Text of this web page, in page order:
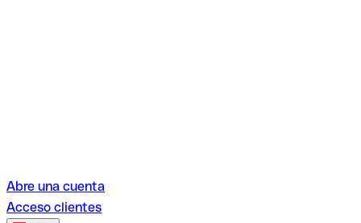
Abre una cuenta
Acceso clientes